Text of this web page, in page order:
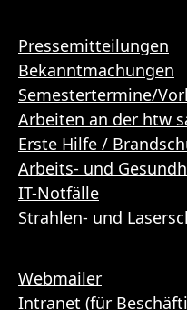
Pressemitteilungen
Bekanntmachungen
Semestertermine/
Arbeiten an der htw
Erste Hilfe /
Arbeits- und
IT-Notfälle
Strahlen- und
Webmailer
Intranet (für